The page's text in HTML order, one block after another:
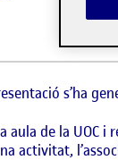
pm
s’ha
aula de la UOC
activitat,